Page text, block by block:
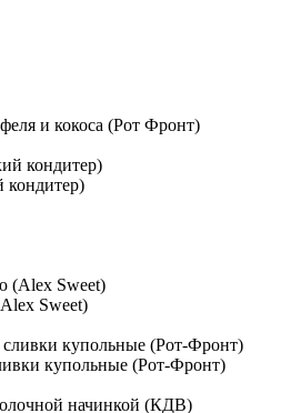
и кокоса (Рот Фронт)
кондитер)
Sweet)
купольные (Рот-Фронт)